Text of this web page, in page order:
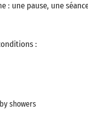
: une pause, une
:
showers